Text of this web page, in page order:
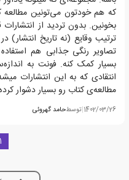
که هم خودتون می‌تونین مطالعه
ترتیب وقایع (نه تاریخ
تصاویر رنگی جذابی هم
بسیار کمک کنه. فونت به
انتقادی که به این انتشارات
مطالعه‌ی کتاب رو بسیار دشوار
1402/03/26
|توسطحامد گهروئی
1